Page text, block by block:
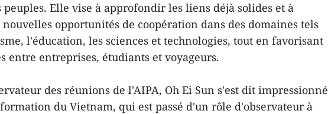
peuples. Elle vise à approfondir les liens déjà solides et à
opportunités de coopération dans des domaines tels
l'éducation, les sciences et technologies, tout en favorisant
entre entreprises, étudiants et voyageurs.
des réunions de l'AIPA, Oh Ei Sun s'est dit impressionné
du Vietnam, qui est passé d'un rôle d'observateur à